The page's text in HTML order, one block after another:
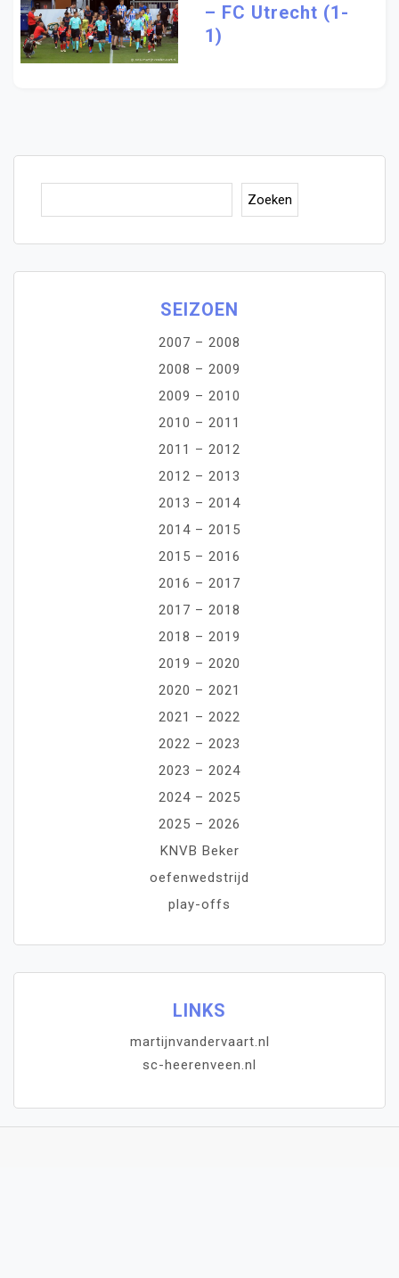
– FC Utrecht (1-
1)
Zoeken
SEIZOEN
2007 – 2008
2008 – 2009
2009 – 2010
2010 – 2011
2011 – 2012
2012 – 2013
2013 – 2014
2014 – 2015
2015 – 2016
2016 – 2017
2017 – 2018
2018 – 2019
2019 – 2020
2020 – 2021
2021 – 2022
2022 – 2023
2023 – 2024
2024 – 2025
2025 – 2026
KNVB Beker
oefenwedstrijd
play-offs
LINKS
martijnvandervaart.nl
sc-heerenveen.nl